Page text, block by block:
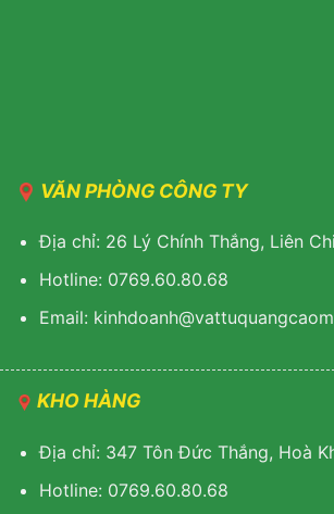
VĂN PHÒNG CÔNG TY
Địa chỉ: 26 Lý Chính Thắng, Liên
Hotline: 0769.60.80.68
Email:
KHO HÀNG
Địa chỉ: 347 Tôn Đức Thắng, Hoà
Hotline: 0769.60.80.68